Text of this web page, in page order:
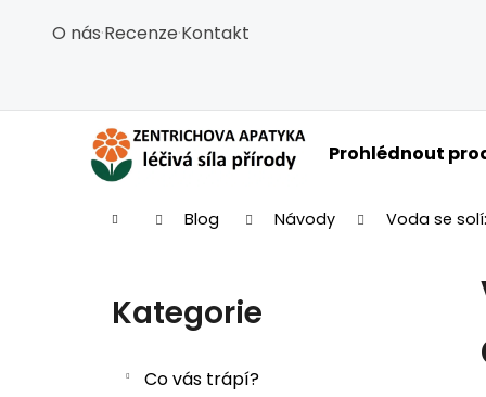
O nás·Recenze·Kontakt
Prohlédnout
Domů Blog Návody Voda se
Přeskočit kategorie
Kategorie
Co vás trápí?
Košík